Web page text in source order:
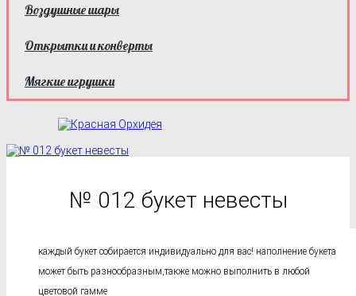
Воздушные шары
Открытки и конверты
Мягкие игрушки
№ 012 букет невесты
каждый букет собирается индивидуально для вас! наполнение букета
может быть разнообразным,также можно выполнить в любой
цветовой гамме